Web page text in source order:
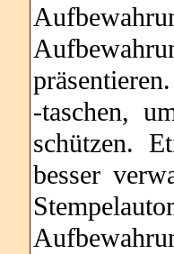
-taschen,
schützen.
besser